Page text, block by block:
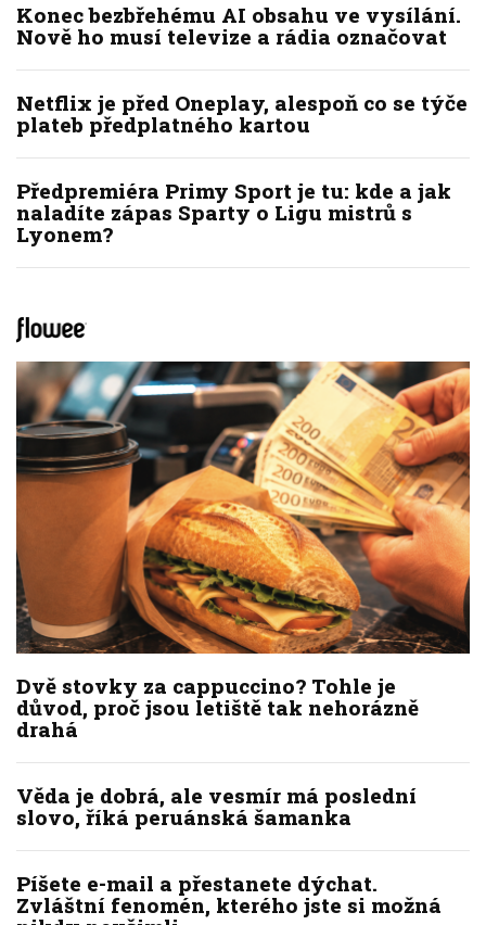
Konec bezbřehému AI obsahu ve vysílání.
Nově ho musí televize a rádia označovat
Netflix je před Oneplay, alespoň co se týče
plateb předplatného kartou
Předpremiéra Primy Sport je tu: kde a jak
naladíte zápas Sparty o Ligu mistrů s
Lyonem?
Dvě stovky za cappuccino? Tohle je
důvod, proč jsou letiště tak nehorázně
drahá
Věda je dobrá, ale vesmír má poslední
slovo, říká peruánská šamanka
Píšete e-mail a přestanete dýchat.
Zvláštní fenomén, kterého jste si možná